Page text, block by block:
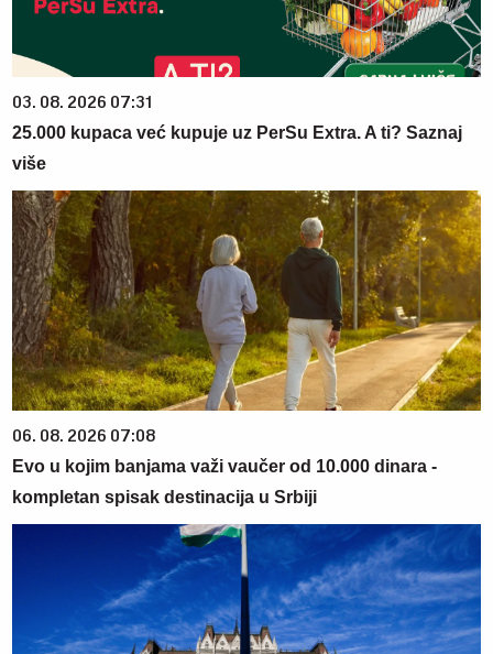
03. 08. 2026 07:31
25.000 kupaca već kupuje uz PerSu Extra. A ti? Saznaj
više
06. 08. 2026 07:08
Evo u kojim banjama važi vaučer od 10.000 dinara -
kompletan spisak destinacija u Srbiji